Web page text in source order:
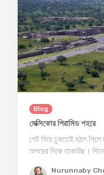
Blog
মেক্সিকোর পিরামিড শহরে
গেট দিয়ে ঢুকতেই হঠাৎ
অপরের দিকে তাকাচ্ছি।
Nurunnaby